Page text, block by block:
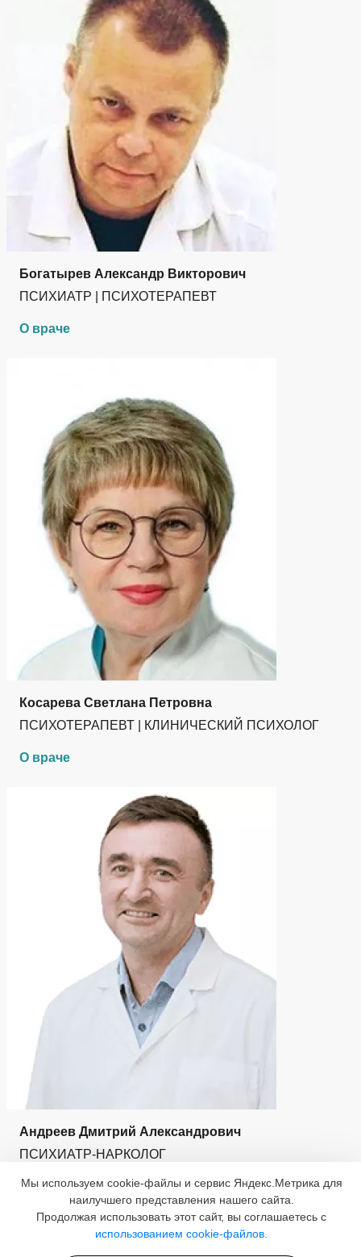
Богатырев Александр Викторович
ПСИХИАТР | ПСИХОТЕРАПЕВТ
О враче
Косарева Светлана Петровна
ПСИХОТЕРАПЕВТ | КЛИНИЧЕСКИЙ ПСИХОЛОГ
О враче
Андреев Дмитрий Александрович
ПСИХИАТР-НАРКОЛОГ
О враче
Мы используем cookie-файлы и сервис Яндекс.Метрика для
наилучшего представления нашего сайта.
Продолжая использовать этот сайт, вы соглашаетесь с
использованием cookie-файлов.